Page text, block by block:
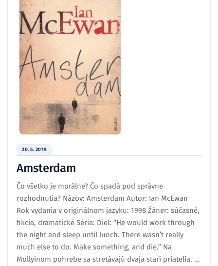
20. 5. 2019
Amsterdam
Čo všetko je morálne? Čo spadá pod správne
rozhodnutia? Názov: Amsterdam Autor: Ian McEwan
Rok vydania v originálnom jazyku: 1998 Žáner: súčasné,
fikcia, dramatické Séria: Diel: “He would work through
the night and sleep until lunch. There wasn’t really
much else to do. Make something, and die.” Na
Mollyinom pohrebe sa stretávajú dvaja starí priatelia. …